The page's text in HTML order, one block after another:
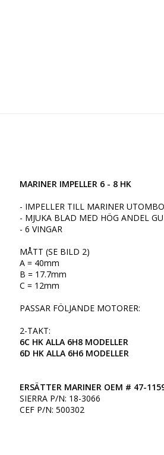
MARINER IMPELLER 6 - 8 HK
- IMPELLER TILL MARINER
- MJUKA BLAD MED HÖG ANDEL
- 6 VINGAR
MÅTT (SE BILD 2)
A = 40mm
B = 17.7mm
C = 12mm
PASSAR FÖLJANDE MOTORER:
6C HK ALLA 6H8 MODELLER
6D HK ALLA 6H6 MODELLER
ERSÄTTER MARINER OEM # 47-
SIERRA P/N: 18-3066
CEF P/N: 500302